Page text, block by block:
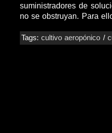
suministradores de
no se obstruyan. Para
Tags:cultivo aeropónico /